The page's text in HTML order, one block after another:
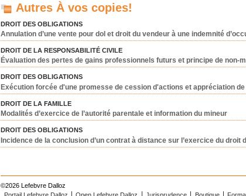
Autres À vos copies!
DROIT DES OBLIGATIONS
Annulation d’une vente pour dol et droit du vendeur à une indemnité
DROIT DE LA RESPONSABILITÉ CIVILE
Évaluation des pertes de gains professionnels futurs et principe de non-
DROIT DES OBLIGATIONS
Exécution forcée d'une promesse de cession d'actions et appréciation
DROIT DE LA FAMILLE
Modalités d’exercice de l’autorité parentale et information du mineur
DROIT DES OBLIGATIONS
Incidence de la conclusion d’un contrat à distance sur l’exercice du droit
©2026 Lefebvre Dalloz